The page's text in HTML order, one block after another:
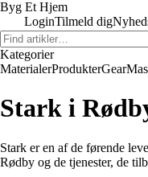
Byg Et Hjem
LoginTilmeld dig
Kategorier
MaterialerProdukterGear
Stark i
Stark er en af ​​de førende
Rødby og de tjenester, de